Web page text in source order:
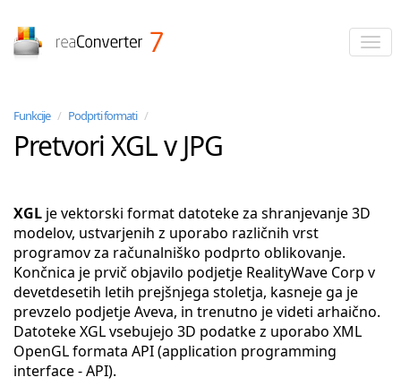
Funkcije / Podprti formati /
Pretvori XGL v JPG
XGL je vektorski format datoteke za shranjevanje 3D
modelov, ustvarjenih z uporabo različnih vrst
programov za računalniško podprto oblikovanje.
Končnica je prvič objavilo podjetje RealityWave Corp v
devetdesetih letih prejšnjega stoletja, kasneje ga je
prevzelo podjetje Aveva, in trenutno je videti arhaično.
Datoteke XGL vsebujejo 3D podatke z uporabo XML
OpenGL formata API (application programming
interface - API).